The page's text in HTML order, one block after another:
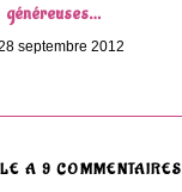
généreuses…
septembre 2012
A 9 COMMENTAIRES